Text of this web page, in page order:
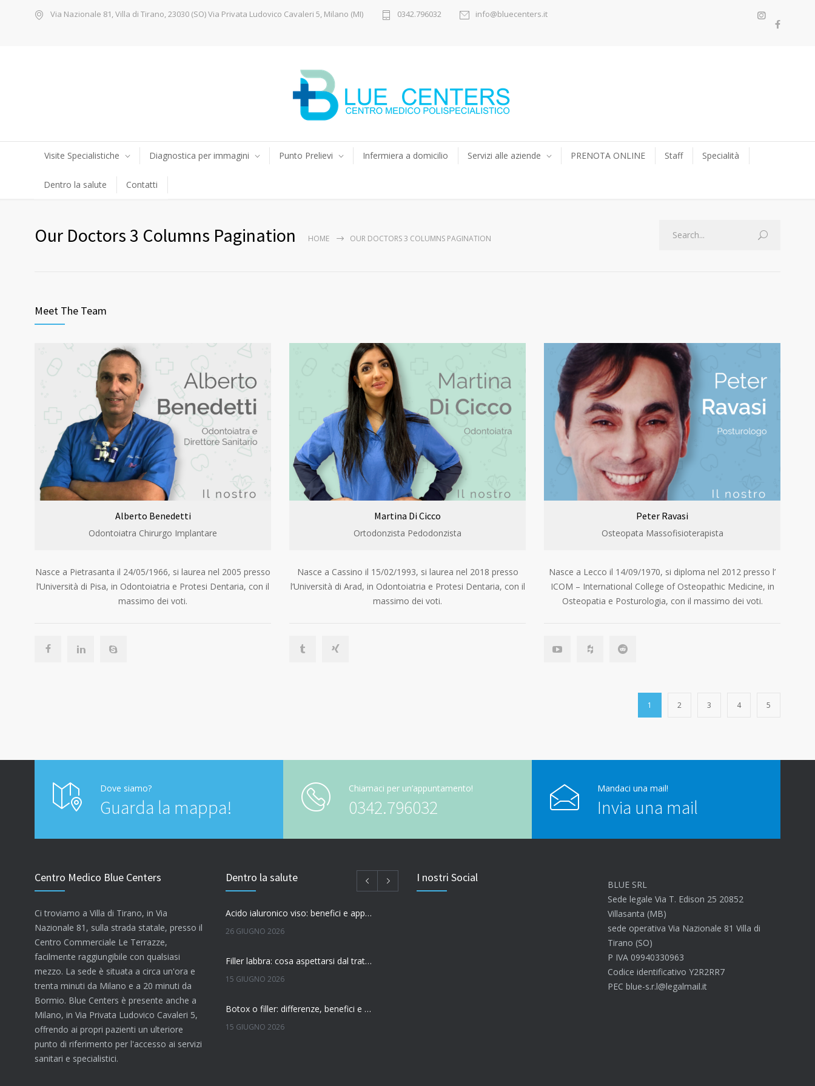
Via Nazionale 81, Villa di Tirano, 23030 (SO) Via Privata Ludovico Cavaleri 5, Milano (MI) 0342.796032 info@bluecenters.it
Visite Specialistiche Diagnostica per immagini Punto Prelievi Infermiera a domicilio Servizi alle aziende PRENOTA ONLINE Staff Specialità
Dentro la salute Contatti
Our Doctors 3 Columns Pagination HOME OUR DOCTORS 3 COLUMNS PAGINATION
Meet The Team
Alberto Benedetti
Odontoiatra Chirurgo Implantare
Nasce a Pietrasanta il 24/05/1966, si laurea nel 2005 presso
l’Università di Pisa, in Odontoiatria e Protesi Dentaria, con il
massimo dei voti.
Martina Di Cicco
Ortodonzista Pedodonzista
Nasce a Cassino il 15/02/1993, si laurea nel 2018 presso
l’Università di Arad, in Odontoiatria e Protesi Dentaria, con il
massimo dei voti.
Peter Ravasi
Osteopata Massofisioterapista
Nasce a Lecco il 14/09/1970, si diploma nel 2012 presso l’
ICOM – International College of Osteopathic Medicine, in
Osteopatia e Posturologia, con il massimo dei voti.
1 2 3 4 5
Dove siamo?
Guarda la mappa!
Chiamaci per un’appuntamento!
0342.796032
Mandaci una mail!
Invia una mail
Centro Medico Blue Centers
Ci troviamo a Villa di Tirano, in Via
Nazionale 81, sulla strada statale, presso il
Centro Commerciale Le Terrazze,
facilmente raggiungibile con qualsiasi
mezzo. La sede è situata a circa un'ora e
trenta minuti da Milano e a 20 minuti da
Bormio. Blue Centers è presente anche a
Milano, in Via Privata Ludovico Cavaleri 5,
offrendo ai propri pazienti un ulteriore
punto di riferimento per l'accesso ai servizi
sanitari e specialistici.
Dentro la salute
Acido ialuronico viso: benefici e applicazioni
26 GIUGNO 2026
Filler labbra: cosa aspettarsi dal trattamento
15 GIUGNO 2026
Botox o filler: differenze, benefici e come scegliere il trattamento più adatto
15 GIUGNO 2026
I nostri Social
BLUE SRL
Sede legale Via T. Edison 25 20852
Villasanta (MB)
sede operativa Via Nazionale 81 Villa di
Tirano (SO)
P IVA 09940330963
Codice identificativo Y2R2RR7
PEC blue-s.r.l@legalmail.it